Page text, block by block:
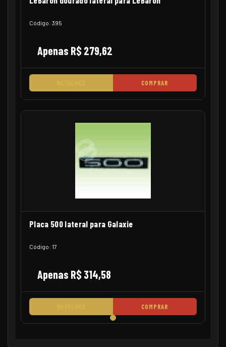
Código: 395
Apenas R$ 279,62
COMPRAR
Placa 500 lateral para Galaxie
Código: 17
Apenas R$ 314,58
COMPRAR